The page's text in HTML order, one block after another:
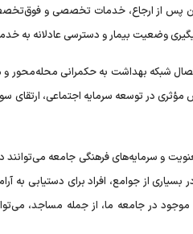
پس از ارجاع، خدمات تخصصی و
وضعیت بیمار و دسترسی عادلانه به
اتصال شبکه بهداشت به حکمرانی
در توسعه سرمایه اجتماعی، ارتقای
و سرمایه‌های فرهنگی جامعه
از جوامع، افراد برای دستیابی
در جامعه ما، از جمله مساجد،